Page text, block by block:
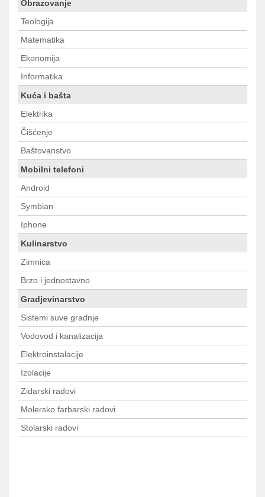
Obrazovanje
Teologija
Matematika
Ekonomija
Informatika
Kuća i bašta
Elektrika
Čišćenje
Baštovanstvo
Mobilni telefoni
Android
Symbian
Iphone
Kulinarstvo
Zimnica
Brzo i jednostavno
Gradjevinarstvo
Sistemi suve gradnje
Vodovod i kanalizacija
Elektroinstalacije
Izolacije
Zidarski radovi
Molersko farbarski radovi
Stolarski radovi